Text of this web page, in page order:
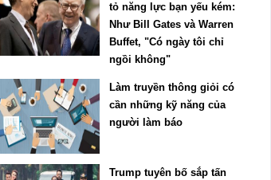
tỏ năng lực bạn yếu kém:
Như Bill Gates và Warren
Buffet, "Có ngày tôi chỉ
ngồi không"
Làm truyền thông giỏi có
cần những kỹ năng của
người làm báo
Trump tuyên bố sắp tấn